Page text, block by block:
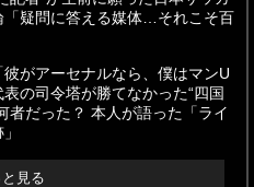
「疑問に答える媒体…それこそ百
がアーセナルなら、僕はマンU
の司令塔が勝てなかった“四国
者だった？ 本人が語った「ライ
と見る